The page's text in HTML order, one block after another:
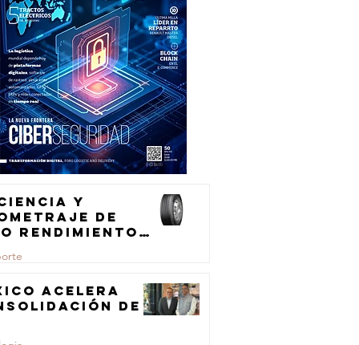
y
de
rendimiento
de
acelera
de